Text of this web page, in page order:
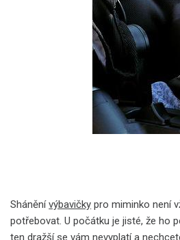
Sháněnívýbavičky pro miminko není
potřebovat. U počátku je jisté, že ho
ten dražší se vám nevyplatí a